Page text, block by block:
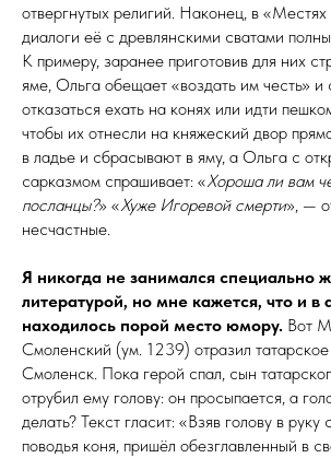
отвергнутых религий. Наконец, в
диалоги её с древлянскими сватами
К примеру, заранее приготовив для них
яме, Ольга обещает «воздать им честь» и
отказаться ехать на конях или идти
чтобы их отнесли на княжеский двор
в ладье и сбрасывают в яму, а Ольга с
сарказмом спрашивает: «Хороша ли вам
посланцы?» «Хуже Игоревой смерти», —
несчастные.
Я никогда не занимался специально
литературой, но мне кажется, что и в
находилось порой место юмору. Вот
Смоленский (ум. 1239) отразил
Смоленск. Пока герой спал, сын
отрубил ему голову: он просыпается, а
делать? Текст гласит: «Взяв голову в
поводья коня, пришёл обезглавленный в